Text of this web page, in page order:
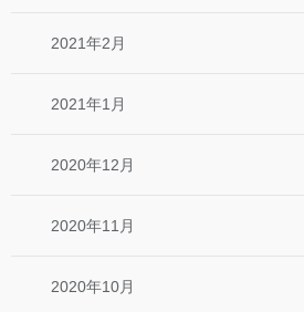
2021年2月
2021年1月
2020年12月
2020年11月
2020年10月